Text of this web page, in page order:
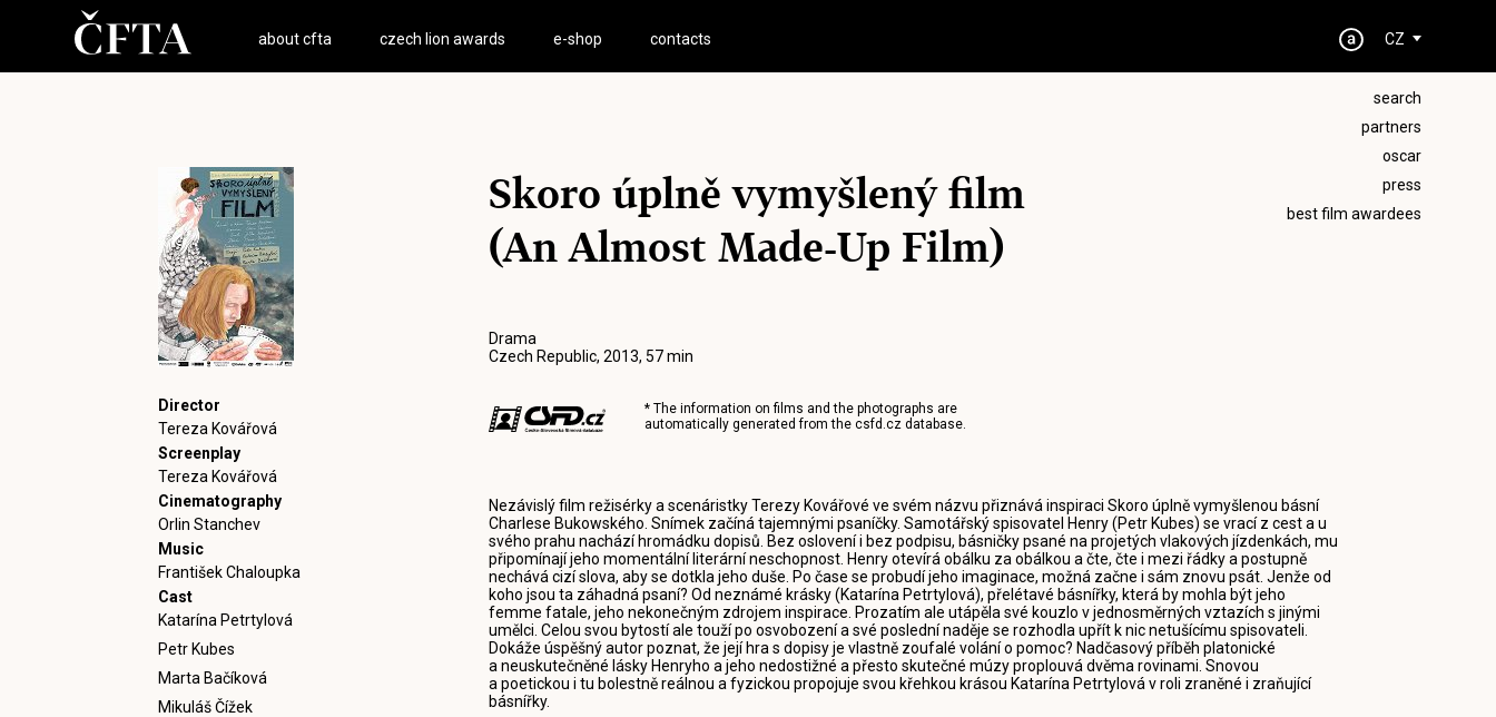
about cfta czech lion awards e-shop contacts CZ
search
partners
oscar
press
best film awardees
Director
Tereza Kovářová
Screenplay
Tereza Kovářová
Cinematography
Orlin Stanchev
Music
František Chaloupka
Cast
Katarína Petrtylová
Petr Kubes
Marta Bačíková
Mikuláš Čížek
Skoro úplně vymyšlený film
(An Almost Made-Up Film)
Drama
Czech Republic, 2013, 57 min
* The information on films and the photographs are
automatically generated from the csfd.czdatabase.
Nezávislý film režisérky a scenáristky Terezy Kovářové ve svém názvu přiznává inspiraci Skoro úplně vymyšlenou básní
Charlese Bukowského. Snímek začíná tajemnými psaníčky. Samotářský spisovatel Henry (Petr Kubes) se vrací z cest a u
svého prahu nachází hromádku dopisů. Bez oslovení i bez podpisu, básničky psané na projetých vlakových jízdenkách, mu
připomínají jeho momentální literární neschopnost. Henry otevírá obálku za obálkou a čte, čte i mezi řádky a postupně
nechává cizí slova, aby se dotkla jeho duše. Po čase se probudí jeho imaginace, možná začne i sám znovu psát. Jenže od
koho jsou ta záhadná psaní? Od neznámé krásky (Katarína Petrtylová), přelétavé básnířky, která by mohla být jeho
femme fatale, jeho nekonečným zdrojem inspirace. Prozatím ale utápěla své kouzlo v jednosměrných vztazích s jinými
umělci. Celou svou bytostí ale touží po osvobození a své poslední naděje se rozhodla upřít k nic netušícímu spisovateli.
Dokáže úspěšný autor poznat, že její hra s dopisy je vlastně zoufalé volání o pomoc? Nadčasový příběh platonické
a neuskutečněné lásky Henryho a jeho nedostižné a přesto skutečné múzy proplouvá dvěma rovinami. Snovou
a poetickou i tu bolestně reálnou a fyzickou propojuje svou křehkou krásou Katarína Petrtylová v roli zraněné i zraňující
básnířky.